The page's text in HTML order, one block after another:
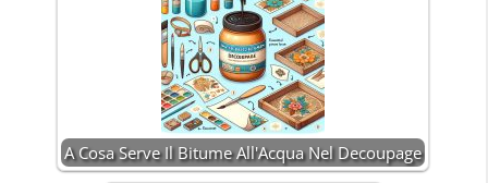
A Cosa Serve Il Bitume All'Acqua Nel Decoupage